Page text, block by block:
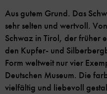
Aus gutem Grund. Das
sehr selten und wertvoll.
Schwaz in Tirol, der früher
den Kupfer- und
Form weltweit nur vier
Deutschen Museum. Die
vielfältig und liebevoll